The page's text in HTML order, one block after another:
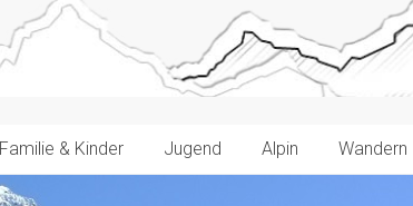
Familie & Kinder Jugend Alpin Wandern